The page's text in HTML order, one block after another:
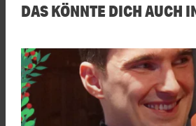
DAS KÖNNTE DICH AUCH